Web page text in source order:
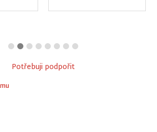
Potřebuji podpořit